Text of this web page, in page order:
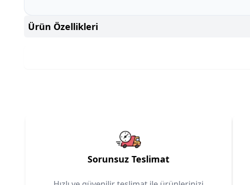
Ürün Özellikleri
Sorunsuz Teslimat